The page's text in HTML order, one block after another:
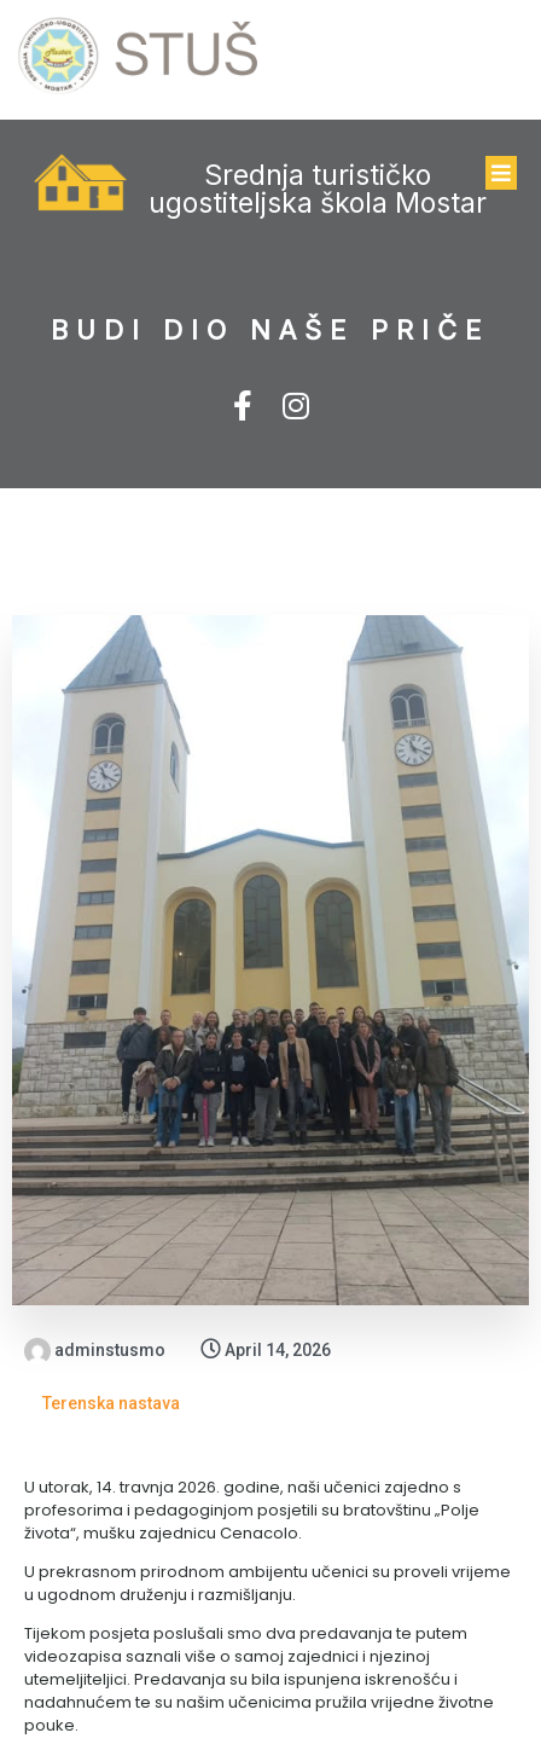
Srednja turističko
ugostiteljska škola Mostar
BUDI DIO NAŠE PRIČE
adminstusmo April 14, 2026
Terenska nastava
U utorak, 14. travnja 2026. godine, naši učenici zajedno s
profesorima i pedagoginjom posjetili su bratovštinu „Polje
života“, mušku zajednicu Cenacolo.
U prekrasnom prirodnom ambijentu učenici su proveli vrijeme
u ugodnom druženju i razmišljanju.
Tijekom posjeta poslušali smo dva predavanja te putem
videozapisa saznali više o samoj zajednici i njezinoj
utemeljiteljici. Predavanja su bila ispunjena iskrenošću i
nadahnućem te su našim učenicima pružila vrijedne životne
pouke.